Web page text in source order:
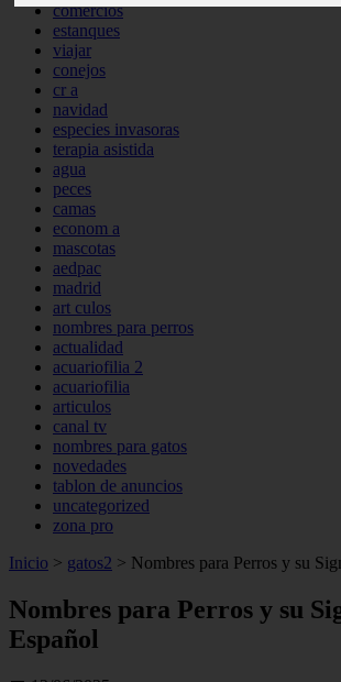
comercios
estanques
viajar
conejos
cr a
navidad
especies invasoras
terapia asistida
agua
peces
camas
econom a
mascotas
aedpac
madrid
art culos
nombres para perros
actualidad
acuariofilia 2
acuariofilia
articulos
canal tv
nombres para gatos
novedades
tablon de anuncios
uncategorized
zona pro
Inicio > gatos2 > Nombres para Perros y su
Nombres para Perros y su
Español